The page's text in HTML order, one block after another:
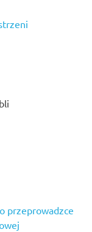
przeprowadzce